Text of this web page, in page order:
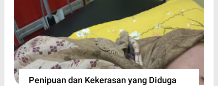
Penipuan dan Kekerasan yang Diduga